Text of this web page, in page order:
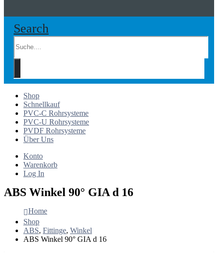
Search
Shop
Schnellkauf
PVC-C Rohrsysteme
PVC-U Rohrsysteme
PVDF Rohrsysteme
Über Uns
Konto
Warenkorb
Log In
ABS Winkel 90° GIA d 16
Home
Shop
ABS, Fittinge, Winkel
ABS Winkel 90° GIA d 16